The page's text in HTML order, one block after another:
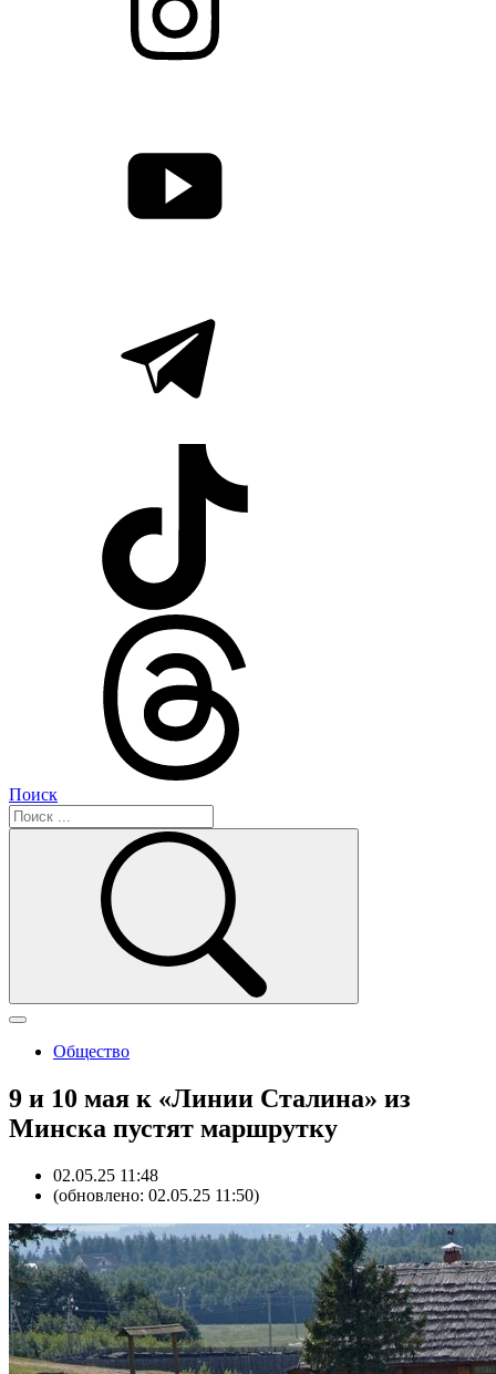
Поиск
Общество
9 и 10 мая к «Линии Сталина» из
Минска пустят маршрутку
02.05.25 11:48
(обновлено: 02.05.25 11:50)